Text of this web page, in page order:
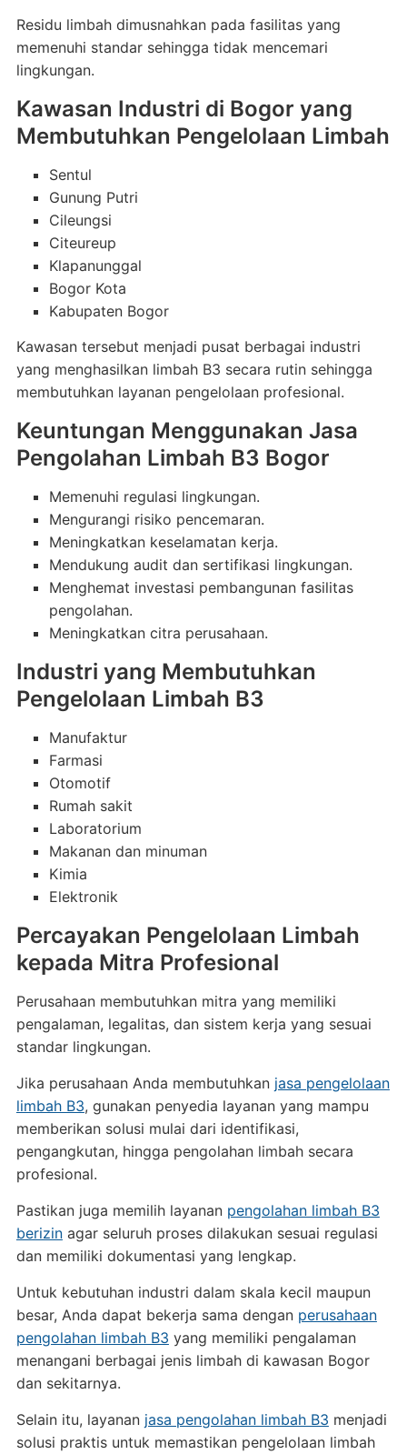
Residu limbah dimusnahkan pada fasilitas yang
memenuhi standar sehingga tidak mencemari
lingkungan.
Kawasan Industri di Bogor yang
Membutuhkan Pengelolaan Limbah
Sentul
Gunung Putri
Cileungsi
Citeureup
Klapanunggal
Bogor Kota
Kabupaten Bogor
Kawasan tersebut menjadi pusat berbagai industri
yang menghasilkan limbah B3 secara rutin sehingga
membutuhkan layanan pengelolaan profesional.
Keuntungan Menggunakan Jasa
Pengolahan Limbah B3 Bogor
Memenuhi regulasi lingkungan.
Mengurangi risiko pencemaran.
Meningkatkan keselamatan kerja.
Mendukung audit dan sertifikasi lingkungan.
Menghemat investasi pembangunan fasilitas
pengolahan.
Meningkatkan citra perusahaan.
Industri yang Membutuhkan
Pengelolaan Limbah B3
Manufaktur
Farmasi
Otomotif
Rumah sakit
Laboratorium
Makanan dan minuman
Kimia
Elektronik
Percayakan Pengelolaan Limbah
kepada Mitra Profesional
Perusahaan membutuhkan mitra yang memiliki
pengalaman, legalitas, dan sistem kerja yang sesuai
standar lingkungan.
Jika perusahaan Anda membutuhkan jasa pengelolaan
limbah B3, gunakan penyedia layanan yang mampu
memberikan solusi mulai dari identifikasi,
pengangkutan, hingga pengolahan limbah secara
profesional.
Pastikan juga memilih layanan pengolahan limbah B3
berizinagar seluruh proses dilakukan sesuai regulasi
dan memiliki dokumentasi yang lengkap.
Untuk kebutuhan industri dalam skala kecil maupun
besar, Anda dapat bekerja sama dengan perusahaan
pengolahan limbah B3 yang memiliki pengalaman
menangani berbagai jenis limbah di kawasan Bogor
dan sekitarnya.
Selain itu, layanan jasa pengolahan limbah B3 menjadi
solusi praktis untuk memastikan pengelolaan limbah